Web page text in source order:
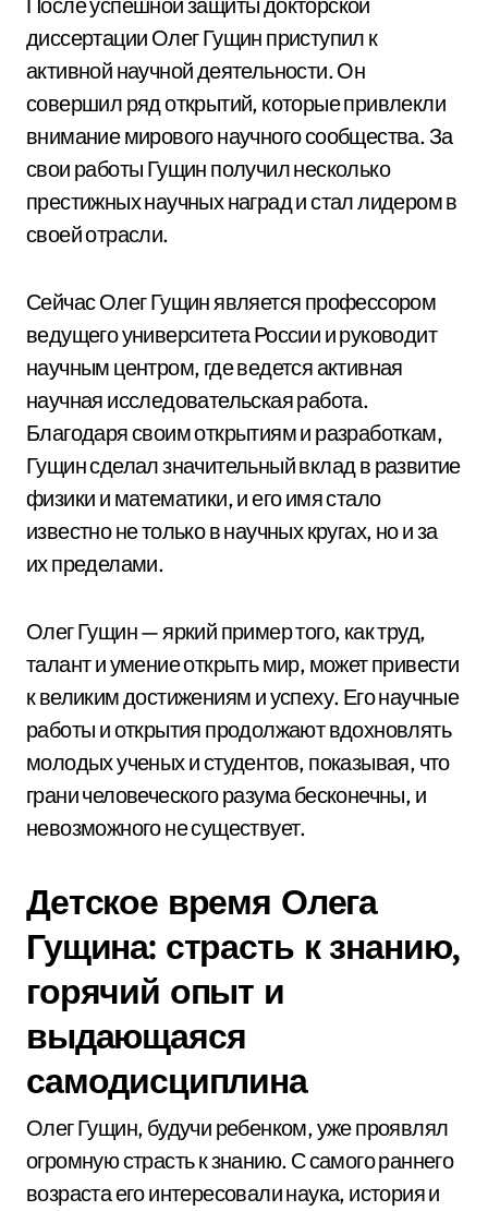
диссертации Олег Гущин приступил к
активной научной деятельности. Он
совершил ряд открытий, которые привлекли
внимание мирового научного сообщества. За
свои работы Гущин получил несколько
престижных научных наград и стал лидером в
своей отрасли.
Сейчас Олег Гущин является профессором
ведущего университета России и руководит
научным центром, где ведется активная
научная исследовательская работа.
Благодаря своим открытиям и разработкам,
Гущин сделал значительный вклад в развитие
физики и математики, и его имя стало
известно не только в научных кругах, но и за
их пределами.
Олег Гущин — яркий пример того, как труд,
талант и умение открыть мир, может привести
к великим достижениям и успеху. Его научные
работы и открытия продолжают вдохновлять
молодых ученых и студентов, показывая, что
грани человеческого разума бесконечны, и
невозможного не существует.
Детское время Олега
Гущина: страсть к знанию,
горячий опыт и
выдающаяся
самодисциплина
Олег Гущин, будучи ребенком, уже проявлял
огромную страсть к знанию. С самого раннего
возраста его интересовали наука, история и